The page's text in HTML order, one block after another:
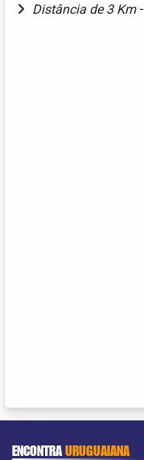
Distância de 3 Km -
ENCONTRAURUGUAIANA